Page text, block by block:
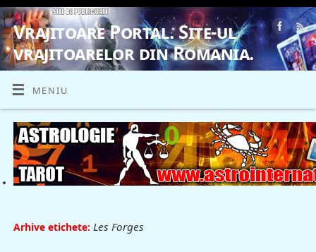
Vrajitoare Portal. Site-ul
vrajitoarelor din Romania.
VRAJITOARE, VRAJITOARELE, VRAJITOARE
MENIU
Arhive etichete: Les Forges